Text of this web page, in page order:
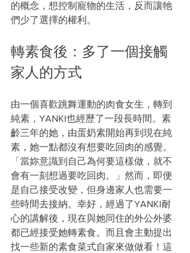
的概念，想控制寵物的生活，反而讓牠
們少了選擇的權利。
轉素食後：多了一個接觸
家人的方式
由一個喜歡跳舞運動的肉食女生，轉到
純素，YANKI也經歷了一段長時間。素
齡三年的她，由蛋奶素開始再到現在純
素，她一點都沒有想要吃回肉的感覺。
「當妳意識到自己為何要這樣做，就不
會有一刻想過要吃回肉。」然而，即便
是自己接受改變，但身邊家人也需要一
些時間去接納。幸好，經過了YANKI耐
心的講解後，現在與她同住的外公外婆
都已經接受她轉素食。而且會主動提出
找一些新的素食菜式自家來做做看！這